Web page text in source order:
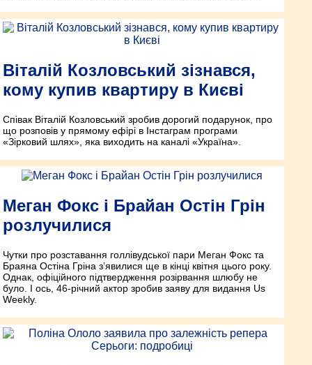
Віталій Козловський зізнався,
кому купив квартиру в Києві
Співак Віталій Козловський зробив дорогий подарунок, про
що розповів у прямому ефірі в Інстаграм програми
«Зірковий шлях», яка виходить на каналі «Україна».
Меган Фокс і Брайан Остін Грін
розлучилися
Чутки про розставання голлівудської пари Меган Фокс та
Браяна Остіна Гріна з’явилися ще в кінці квітня цього року.
Однак, офіційного підтвердження розірвання шлюбу не
було. І ось, 46-річний актор зробив заяву для видання Us
Weekly.